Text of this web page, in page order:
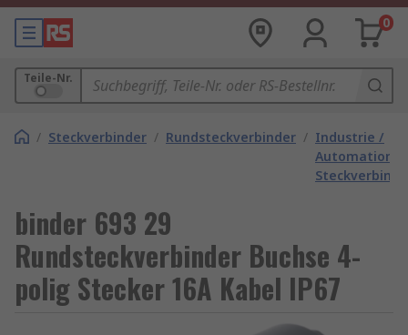
0
Teile-Nr.
/ Steckverbinder / Rundsteckverbinder / Industrie /
Automation
binder 693 29
Rundsteckverbinder Buchse 4-
polig Stecker 16A Kabel IP67